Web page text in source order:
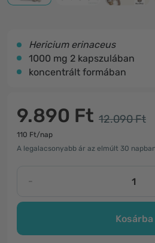
Hericium erinaceus
1000 mg 2 kapszulában
koncentrált formában
9.890 Ft 12.090 Ft
110 Ft/nap
A legalacsonyabb ár az elmúlt 30
-
Kosárba